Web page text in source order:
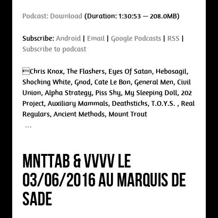
Podcast: Download (Duration: 1:30:53 — 208.0MB)
Subscribe: Android | Email | Google Podcasts | RSS |
Subscribe to podcast
Chris Knox, The Flashers, Eyes Of Satan, Hebosagil,
Shocking White, Gnod, Cate Le Bon, General Men, Civil
Union, Alpha Strategy, Piss Shy, My Sleeping Doll, 202
Project, Auxiliary Mammals, Deathsticks, T.O.Y.S. , Real
Regulars, Ancient Methods, Mount Trout
…
MnttaB & VvvV le
03/06/2016 au Marquis de
Sade